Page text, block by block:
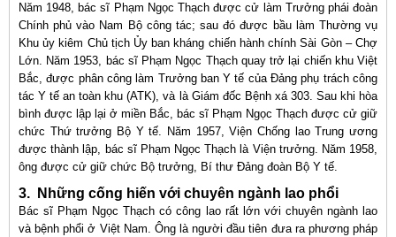
Năm 1948, bác sĩ Phạm Ngọc Thạch được cử làm Trưởng phái đoàn
Chính phủ vào Nam Bộ công tác; sau đó được bầu làm Thường vụ
Khu ủy kiêm Chủ tịch Ủy ban kháng chiến hành chính Sài Gòn – Chợ
Lớn. Năm 1953, bác sĩ Phạm Ngọc Thạch quay trở lại chiến khu Việt
Bắc, được phân công làm Trưởng ban Y tế của Đảng phụ trách công
tác Y tế an toàn khu (ATK), và là Giám đốc Bệnh xá 303. Sau khi hòa
bình được lập lại ở miền Bắc, bác sĩ Phạm Ngọc Thạch được cử giữ
chức Thứ trưởng Bộ Y tế. Năm 1957, Viện Chống lao Trung ương
được thành lập, bác sĩ Phạm Ngọc Thạch là Viện trưởng. Năm 1958,
ông được cử giữ chức Bộ trưởng, Bí thư Đảng đoàn Bộ Y tế.
3. Những cống hiến với chuyên ngành lao phổi
Bác sĩ Phạm Ngọc Thạch có công lao rất lớn với chuyên ngành lao
và bệnh phổi ở Việt Nam. Ông là người đầu tiên đưa ra phương pháp